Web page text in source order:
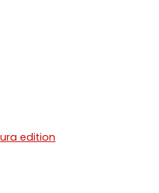
edition